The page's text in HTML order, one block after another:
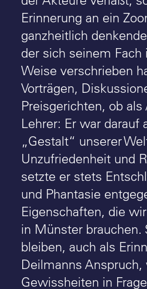
Erinnerung an ein
ganzheitlich
der sich seinem
Weise verschrieben
Vorträgen,
Preisgerichten, ob
Lehrer: Er war darauf
„Gestalt“ unserer
Unzufriedenheit und
setzte er stets
und Phantasie
Eigenschaften, die
in Münster brauchen.
bleiben, auch als
Deilmanns
Gewissheiten in